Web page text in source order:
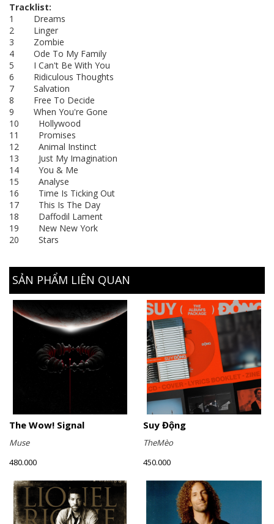
Tracklist:
1 Dreams
2 Linger
3 Zombie
4 Ode To My Family
5 I Can't Be With You
6 Ridiculous Thoughts
7 Salvation
8 Free To Decide
9 When You're Gone
10 Hollywood
11 Promises
12 Animal Instinct
13 Just My Imagination
14 You & Me
15 Analyse
16 Time Is Ticking Out
17 This Is The Day
18 Daffodil Lament
19 New New York
20 Stars
SẢN PHẨM LIÊN QUAN
The Wow! Signal
Muse
480.000
Suy Động
TheMèo
450.000